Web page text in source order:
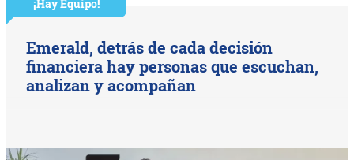
¡Hay Equipo!
Emerald, detrás de cada decisión
financiera hay personas que escuchan,
analizan y acompañan